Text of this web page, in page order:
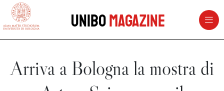
vai al contenuto della pagina
UniboMagazine
Arriva a Bologna la mostra di